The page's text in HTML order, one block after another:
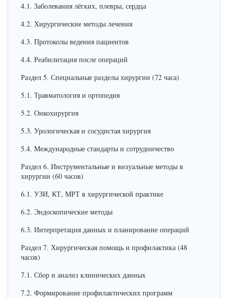
4.1. Заболевания лёгких, плевры, сердца
4.2. Хирургические методы лечения
4.3. Протоколы ведения пациентов
4.4. Реабилитация после операций
Раздел 5. Специальные разделы хирургии (72 часа)
5.1. Травматология и ортопедия
5.2. Онкохирургия
5.3. Урологическая и сосудистая хирургия
5.4. Международные стандарты и сотрудничество
Раздел 6. Инструментальные и визуальные методы в
хирургии (60 часов)
6.1. УЗИ, КТ, МРТ в хирургической практике
6.2. Эндоскопические методы
6.3. Интерпретация данных и планирование операций
Раздел 7. Хирургическая помощь и профилактика (48
часов)
7.1. Сбор и анализ клинических данных
7.2. Формирование профилактических программ